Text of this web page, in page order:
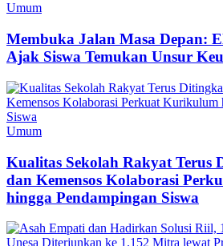
Umum
Membuka Jalan Masa Depan:
Ajak Siswa Temukan Unsur
Umum
Kualitas Sekolah Rakyat Terus
dan Kemensos Kolaborasi
hingga Pendampingan Siswa